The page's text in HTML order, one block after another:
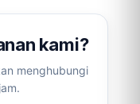
kami?
menghubungi